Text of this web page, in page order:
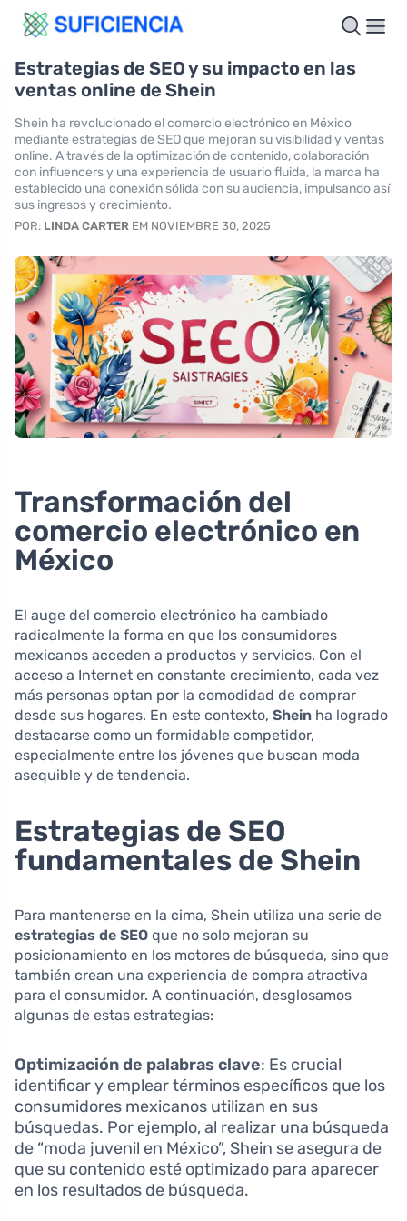
Estrategias de SEO y su impacto en las
ventas online de Shein
Shein ha revolucionado el comercio electrónico en México
mediante estrategias de SEO que mejoran su visibilidad y ventas
online. A través de la optimización de contenido, colaboración
con influencers y una experiencia de usuario fluida, la marca ha
establecido una conexión sólida con su audiencia, impulsando así
sus ingresos y crecimiento.
POR: LINDA CARTER EM NOVIEMBRE 30, 2025
Transformación del
comercio electrónico en
México
El auge del comercio electrónico ha cambiado
radicalmente la forma en que los consumidores
mexicanos acceden a productos y servicios. Con el
acceso a Internet en constante crecimiento, cada vez
más personas optan por la comodidad de comprar
desde sus hogares. En este contexto, Shein ha logrado
destacarse como un formidable competidor,
especialmente entre los jóvenes que buscan moda
asequible y de tendencia.
Estrategias de SEO
fundamentales de Shein
Para mantenerse en la cima, Shein utiliza una serie de
estrategias de SEO que no solo mejoran su
posicionamiento en los motores de búsqueda, sino que
también crean una experiencia de compra atractiva
para el consumidor. A continuación, desglosamos
algunas de estas estrategias:
Optimización de palabras clave: Es crucial
identificar y emplear términos específicos que los
consumidores mexicanos utilizan en sus
búsquedas. Por ejemplo, al realizar una búsqueda
de “moda juvenil en México”, Shein se asegura de
que su contenido esté optimizado para aparecer
en los resultados de búsqueda.